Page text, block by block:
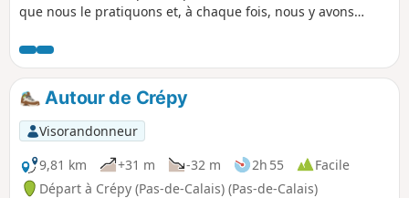
que nous le pratiquons et, à chaque fois, nous y avons
enfouis sous les orties ou difficilement praticables).Le
départ de Teneur permet de passer (deux fois) devant le
superbe coteau calcaire de Teneur. Chevreuils souvent
visibles dans ou autour du Bois de Crépy Chemin en très
mauvais état entre les points (2) et (6). Si possible, éviter la
période mi-juin, mi-août, le passage après le point (3) sera
plus facile si le champ n'est pas trop avancé en culture ou
déjà récolté.
Autour de Crépy
Visorandonneur
9,81 km
+31 m -32 m 2h 55
Facile
Départ à Crépy (Pas-de-Calais) (Pas-de-Calais)